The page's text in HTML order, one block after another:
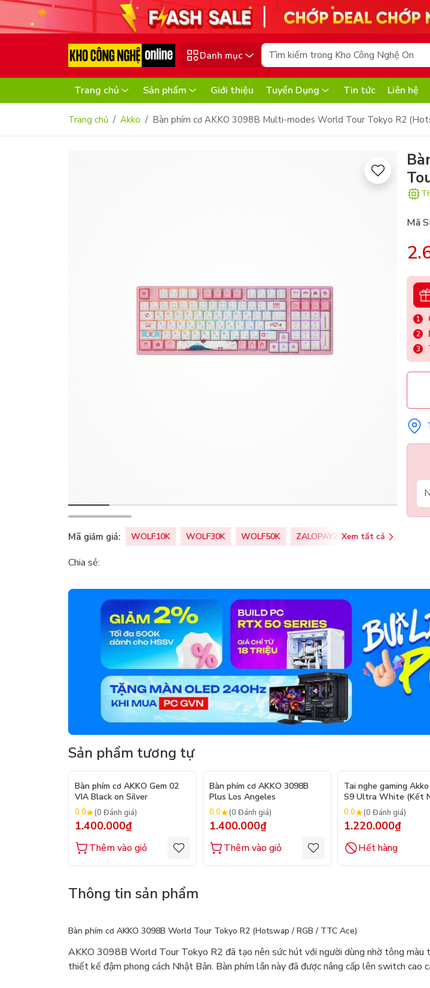
Danh mục
Trang chủ Sản phẩm Giới thiệu Tuyển Dụng Tin tức Liên hệ
Trang chủ Akko Bàn phím cơ AKKO 3098B Multi-modes World Tour Tokyo R2
Mã giảm giá: WOLF10K WOLF30K WOLF50K ZALOPAY25K SHOPEEPAY026
Xem tất cả
Chia sẻ:
Mã
Sản phẩm tương tự
Bàn phím cơ AKKO Gem 02
VIA Black on Silver
0.0 (0 Đánh giá)
1.400.000₫
Thêm vào giỏ
Bàn phím cơ AKKO 3098B
Plus Los Angeles
0.0 (0 Đánh giá)
1.400.000₫
Thêm vào giỏ
Tai nghe gaming
S9 Ultra White (Kết
Quad – Mode)
0.0 (0 Đánh giá)
1.220.000₫
Hết hàng
Thông tin sản phẩm
Bàn phím cơ AKKO 3098B World Tour Tokyo R2 (Hotswap / RGB / TTC Ace)
AKKO 3098B World Tour Tokyo R2 đã tạo nên sức hút với người dùng nhờ tông màu
thiết kế đậm phong cách Nhật Bản. Bàn phím lần này đã được nâng cấp lên switch cao